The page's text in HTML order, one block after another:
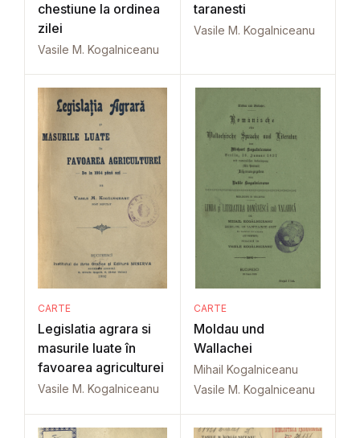
chestiune la ordinea
zilei
Vasile M. Kogalniceanu
taranesti
Vasile M. Kogalniceanu
CARTE
Legislatia agrara si
masurile luate în
favoarea agriculturei
Vasile M. Kogalniceanu
CARTE
Moldau und
Wallachei
Mihail Kogalniceanu
Vasile M. Kogalniceanu